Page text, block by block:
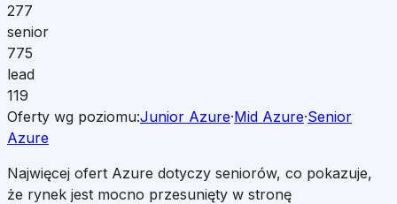
277
senior
775
lead
119
Oferty wg poziomu:Junior Azure·Mid Azure·Senior
Azure
Najwięcej ofert Azure dotyczy seniorów, co pokazuje,
że rynek jest mocno przesunięty w stronę